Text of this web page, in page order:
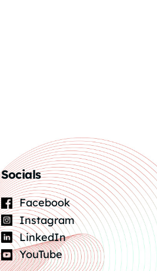
Socials
Facebook
Instagram
LinkedIn
YouTube